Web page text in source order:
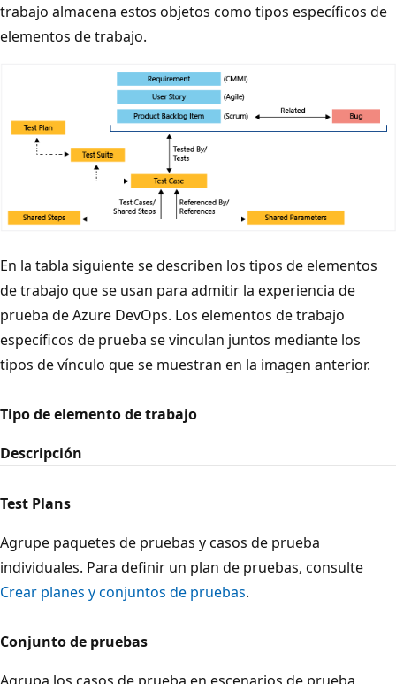
trabajo almacena estos objetos como tipos específicos de
elementos de trabajo.
En la tabla siguiente se describen los tipos de elementos
de trabajo que se usan para admitir la experiencia de
prueba de Azure DevOps. Los elementos de trabajo
específicos de prueba se vinculan juntos mediante los
tipos de vínculo que se muestran en la imagen anterior.
Tipo de elemento de trabajo
Descripción
Test Plans
Agrupe paquetes de pruebas y casos de prueba
individuales. Para definir un plan de pruebas, consulte
Crear planes y conjuntos de pruebas.
Conjunto de pruebas